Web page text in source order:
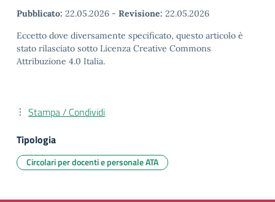
Pubblicato: 22.05.2026 - Revisione: 22.05.2026
Eccetto dove diversamente specificato, questo articolo è
stato rilasciato sotto Licenza Creative Commons
Attribuzione 4.0 Italia.
Stampa / Condividi
Tipologia
Circolari per docenti e personale ATA